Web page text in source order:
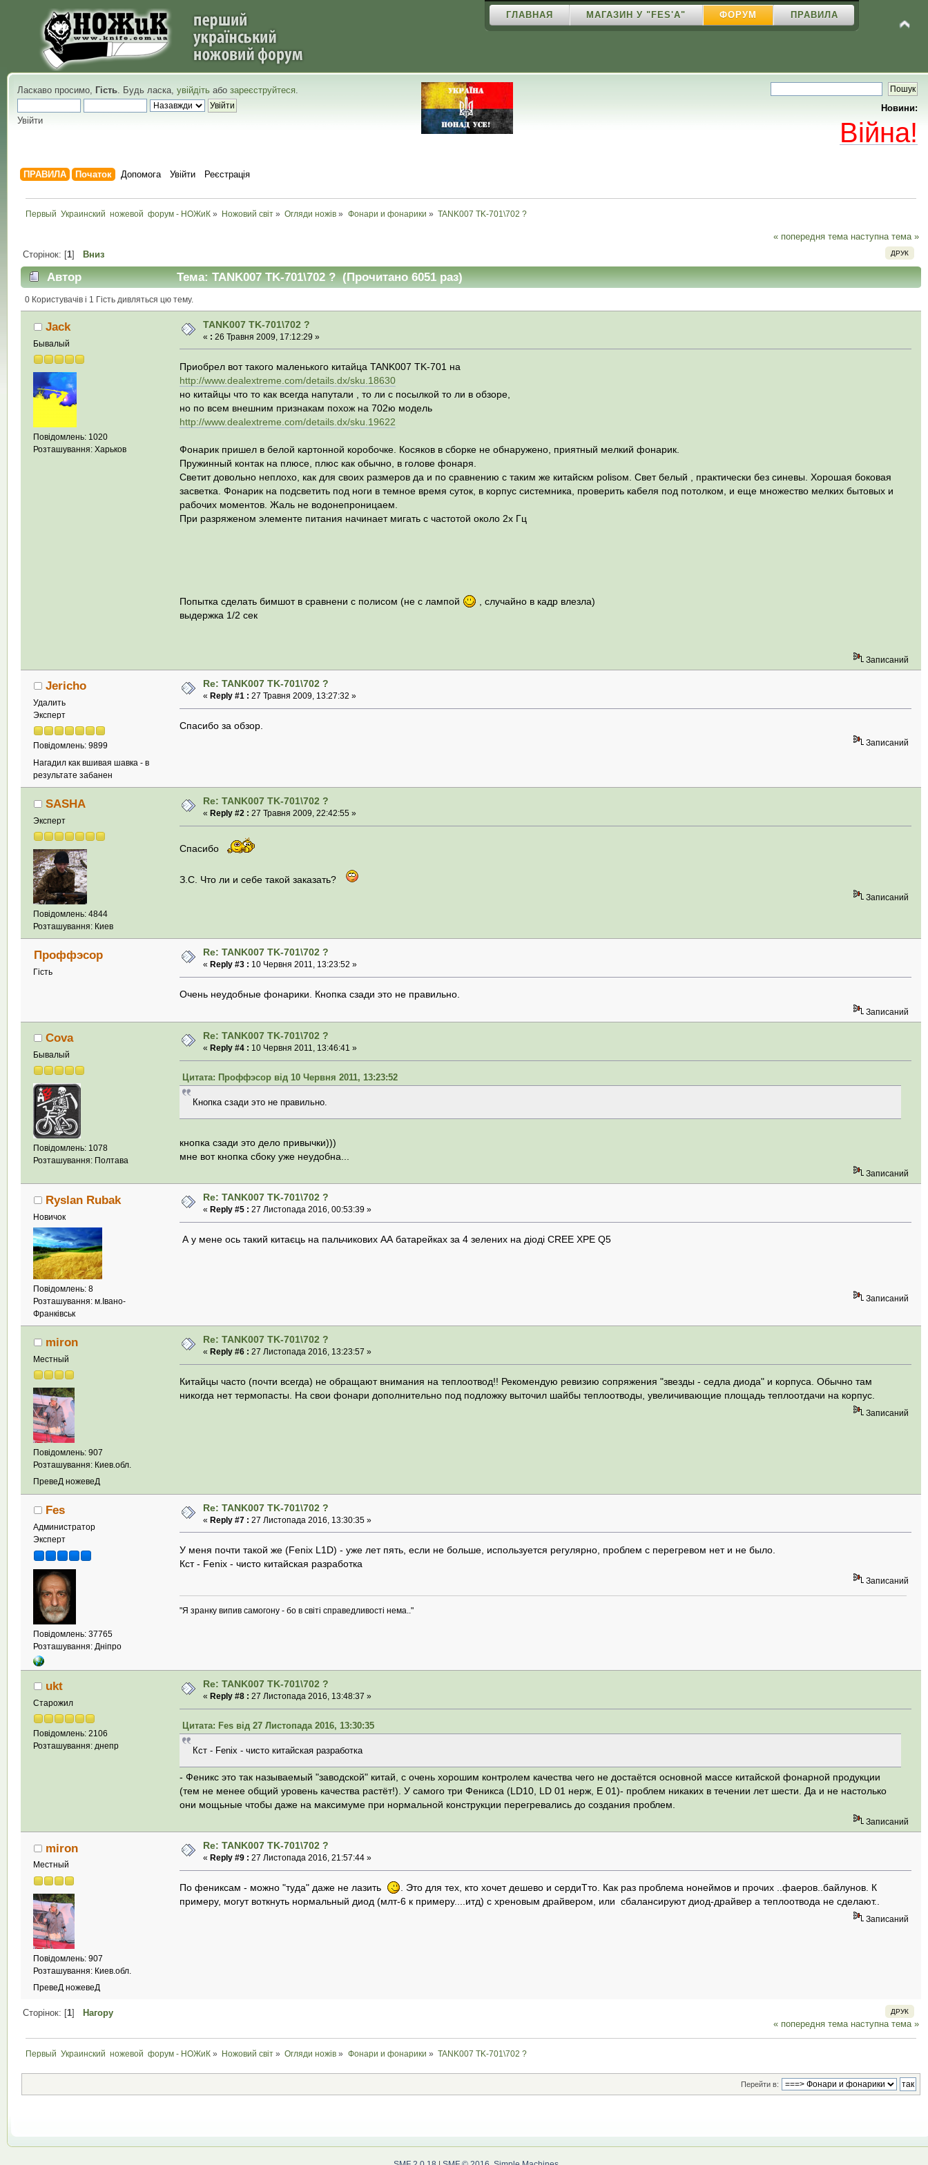
ГЛАВНАЯ МАГАЗИН У "FES'A" ФОРУМ ПРАВИЛА
Ласкаво просимо, Гість. Будь ласка, увійдіть або зареєструйтеся.
Увійти
Новини:
Війна!
ПРАВИЛА Початок Допомога Увійти Реєстрація
Первый  Украинский  ножевой  форум - НОЖиК » Ножовий світ » Огляди ножів » Фонари и фонарики » TANK007 TK-701\702 ?
« попередня тема наступна тема »
ДРУК
Сторінок: [1] Вниз
Автор Тема: TANK007 TK-701\702 ? (Прочитано 6051 раз)
0 Користувачів і 1 Гість дивляться цю тему.
Jack
Бывалый
Повідомлень: 1020
Розташування: Харьков
TANK007 TK-701\702 ?
« : 26 Травня 2009, 17:12:29 »
Приобрел вот такого маленького китайца TANK007 TK-701 на
http://www.dealextreme.com/details.dx/sku.18630
но китайцы что то как всегда напутали , то ли с посылкой то ли в обзоре,
но по всем внешним признакам похож на 702ю модель
http://www.dealextreme.com/details.dx/sku.19622
Фонарик пришел в белой картонной коробочке. Косяков в сборке не обнаружено, приятный мелкий фонарик.
Пружинный контак на плюсе, плюс как обычно, в голове фонаря.
Светит довольно неплохо, как для своих размеров да и по сравнению с таким же китайскм polisом. Свет белый , практически без синевы. Хорошая боковая
засветка. Фонарик на подсветить под ноги в темное время суток, в корпус системника, проверить кабеля под потолком, и еще множество мелких бытовых и
рабочих моментов. Жаль не водонепроницаем.
При разряженом элементе питания начинает мигать с частотой около 2х Гц
Попытка сделать бимшот в сравнени с полисом (не с лампой
, случайно в кадр влезла)
выдержка 1/2 сек
Записаний
Jericho
Удалить
Эксперт
Повідомлень: 9899
Нагадил как вшивая шавка - в
результате забанен
Re: TANK007 TK-701\702 ?
« Reply #1 : 27 Травня 2009, 13:27:32 »
Спасибо за обзор.
Записаний
SASHA
Эксперт
Повідомлень: 4844
Розташування: Киев
Re: TANK007 TK-701\702 ?
« Reply #2 : 27 Травня 2009, 22:42:55 »
Спасибо
З.С. Что ли и себе такой заказать?
Записаний
Проффэсор
Гість
Re: TANK007 TK-701\702 ?
« Reply #3 : 10 Червня 2011, 13:23:52 »
Очень неудобные фонарики. Кнопка сзади это не правильно.
Записаний
Cova
Бывалый
Повідомлень: 1078
Розташування: Полтава
Re: TANK007 TK-701\702 ?
« Reply #4 : 10 Червня 2011, 13:46:41 »
Цитата: Проффэсор від 10 Червня 2011, 13:23:52
Кнопка сзади это не правильно.
кнопка сзади это дело привычки)))
мне вот кнопка сбоку уже неудобна...
Записаний
Ryslan Rubak
Новичок
Повідомлень: 8
Розташування: м.Івано-
Франківськ
Re: TANK007 TK-701\702 ?
« Reply #5 : 27 Листопада 2016, 00:53:39 »
А у мене ось такий китаєць на пальчикових АА батарейках за 4 зелених на діоді CREE XPE Q5
Записаний
miron
Местный
Повідомлень: 907
Розташування: Киев.обл.
ПревеД ножевеД
Re: TANK007 TK-701\702 ?
« Reply #6 : 27 Листопада 2016, 13:23:57 »
Китайцы часто (почти всегда) не обращают внимания на теплоотвод!! Рекомендую ревизию сопряжения "звезды - седла диода" и корпуса. Обычно там
никогда нет термопасты. На свои фонари дополнительно под подложку выточил шайбы теплоотводы, увеличивающие площадь теплоотдачи на корпус.
Записаний
Fes
Администратор
Эксперт
Повідомлень: 37765
Розташування: Дніпро
Re: TANK007 TK-701\702 ?
« Reply #7 : 27 Листопада 2016, 13:30:35 »
У меня почти такой же (Fenix L1D) - уже лет пять, если не больше, используется регулярно, проблем с перегревом нет и не было.
Кст - Fenix - чисто китайская разработка
Записаний
"Я зранку випив самогону - бо в світі справедливості нема.."
ukt
Старожил
Повідомлень: 2106
Розташування: днепр
Re: TANK007 TK-701\702 ?
« Reply #8 : 27 Листопада 2016, 13:48:37 »
Цитата: Fes від 27 Листопада 2016, 13:30:35
Кст - Fenix - чисто китайская разработка
- Феникс это так называемый "заводской" китай, с очень хорошим контролем качества чего не достаётся основной массе китайской фонарной продукции
(тем не менее общий уровень качества растёт!). У самого три Феникса (LD10, LD 01 нерж, E 01)- проблем никаких в течении лет шести. Да и не настолько
они мощьные чтобы даже на максимуме при нормальной конструкции перегревались до создания проблем.
Записаний
miron
Местный
Повідомлень: 907
Розташування: Киев.обл.
ПревеД ножевеД
Re: TANK007 TK-701\702 ?
« Reply #9 : 27 Листопада 2016, 21:57:44 »
По фениксам - можно "туда" даже не лазить
. Это для тех, кто хочет дешево и сердиТто. Как раз проблема нонеймов и прочих ..фаеров..байлунов. К
примеру, могут воткнуть нормальный диод (млт-6 к примеру....итд) с хреновым драйвером, или сбалансируют диод-драйвер а теплоотвода не сделают..
Записаний
ДРУК
Сторінок: [1]
Нагору
« попередня тема наступна тема »
Первый  Украинский  ножевой  форум - НОЖиК » Ножовий світ » Огляди ножів » Фонари и фонарики » TANK007 TK-701\702 ?
Перейти в: